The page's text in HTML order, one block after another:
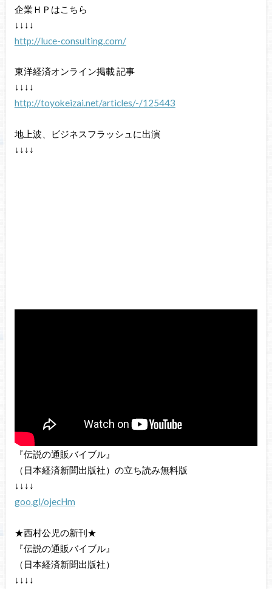
企業ＨＰはこちら
↓↓↓↓
http://luce-consulting.com/
東洋経済オンライン掲載 記事
↓↓↓↓
http://toyokeizai.net/articles/-/125443
地上波、ビジネスフラッシュに出演
↓↓↓↓
『伝説の通販バイブル』
（日本経済新聞出版社）の立ち読み無料版
↓↓↓↓
goo.gl/ojecHm
★西村公児の新刊★
『伝説の通販バイブル』
（日本経済新聞出版社）
↓↓↓↓